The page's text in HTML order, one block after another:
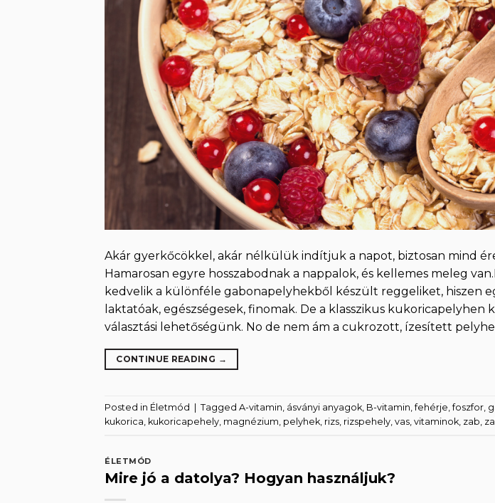
Akár gyerkőcökkel, akár nélkülük indítjuk a napot, biztosan mind
Hamarosan egyre hosszabodnak a nappalok, és kellemes meleg
kedvelik a különféle gabonapelyhekből készült reggeliket, hiszen
laktatóak, egészségesek, finomak. De a klasszikus kukoricapelyhen
választási lehetőségünk. No de nem ám a cukrozott, ízesített
CONTINUE READING →
Posted in Életmód Tagged A-vitamin, ásványi anyagok, B-vitamin,fehérje,foszfor,
kukorica, kukoricapehely, magnézium, pelyhek, rizs, rizspehely, vas, vitaminok, zab,
ÉLETMÓD
Mire jó a datolya? Hogyan használjuk?